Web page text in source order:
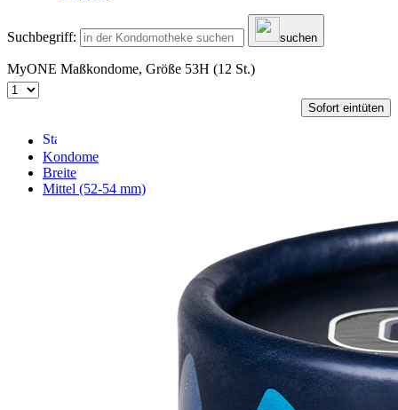
Suchbegriff: suchen
MyONE Maßkondome, Größe 53H (12 St.)
Sofort eintüten
Kondome
Breite
Mittel (52-54 mm)